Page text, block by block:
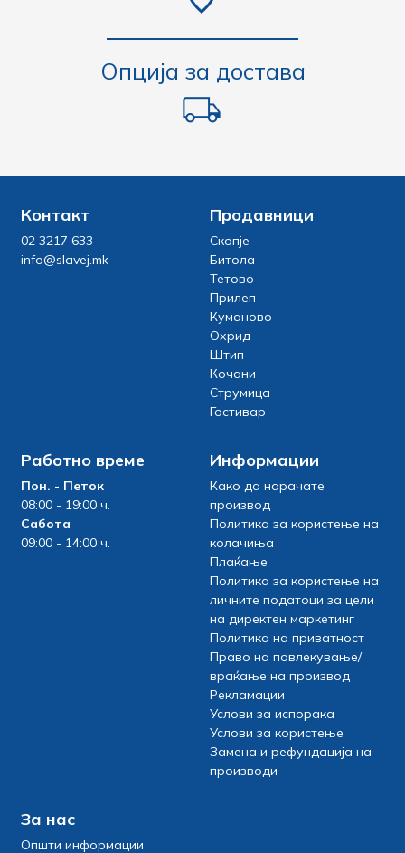
Опција за достава
Контакт
02 3217 633
info@slavej.mk
Продавници
Скопје
Битола
Тетово
Прилеп
Куманово
Охрид
Штип
Кочани
Струмица
Гостивар
Работно време
Пон. - Петок
08:00 - 19:00 ч.
Сабота
09:00 - 14:00 ч.
Информации
Како да нарачате
производ
Политика за користење на
колачиња
Плаќање
Политика за користење на
личните податоци за цели
на директен маркетинг
Политика на приватност
Право на повлекување/
враќање на производ
Рекламации
Услови за испорака
Услови за користење
Замена и рефундација на
производи
За нас
Општи информации